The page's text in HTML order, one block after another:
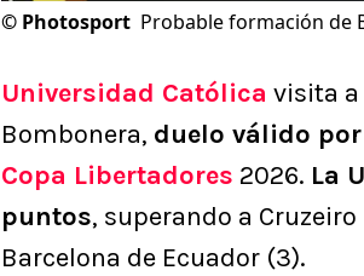
© Photosport Probable formación de
Universidad Católica visita a
Bombonera, duelo válido
Copa Libertadores 2026. La
puntos, superando a
Barcelona de Ecuador (3).